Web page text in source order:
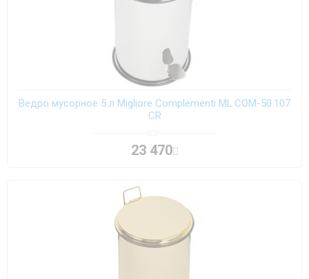
Ведро мусорное 5 л Migliore Complementi ML.COM-50.107
CR
23 470